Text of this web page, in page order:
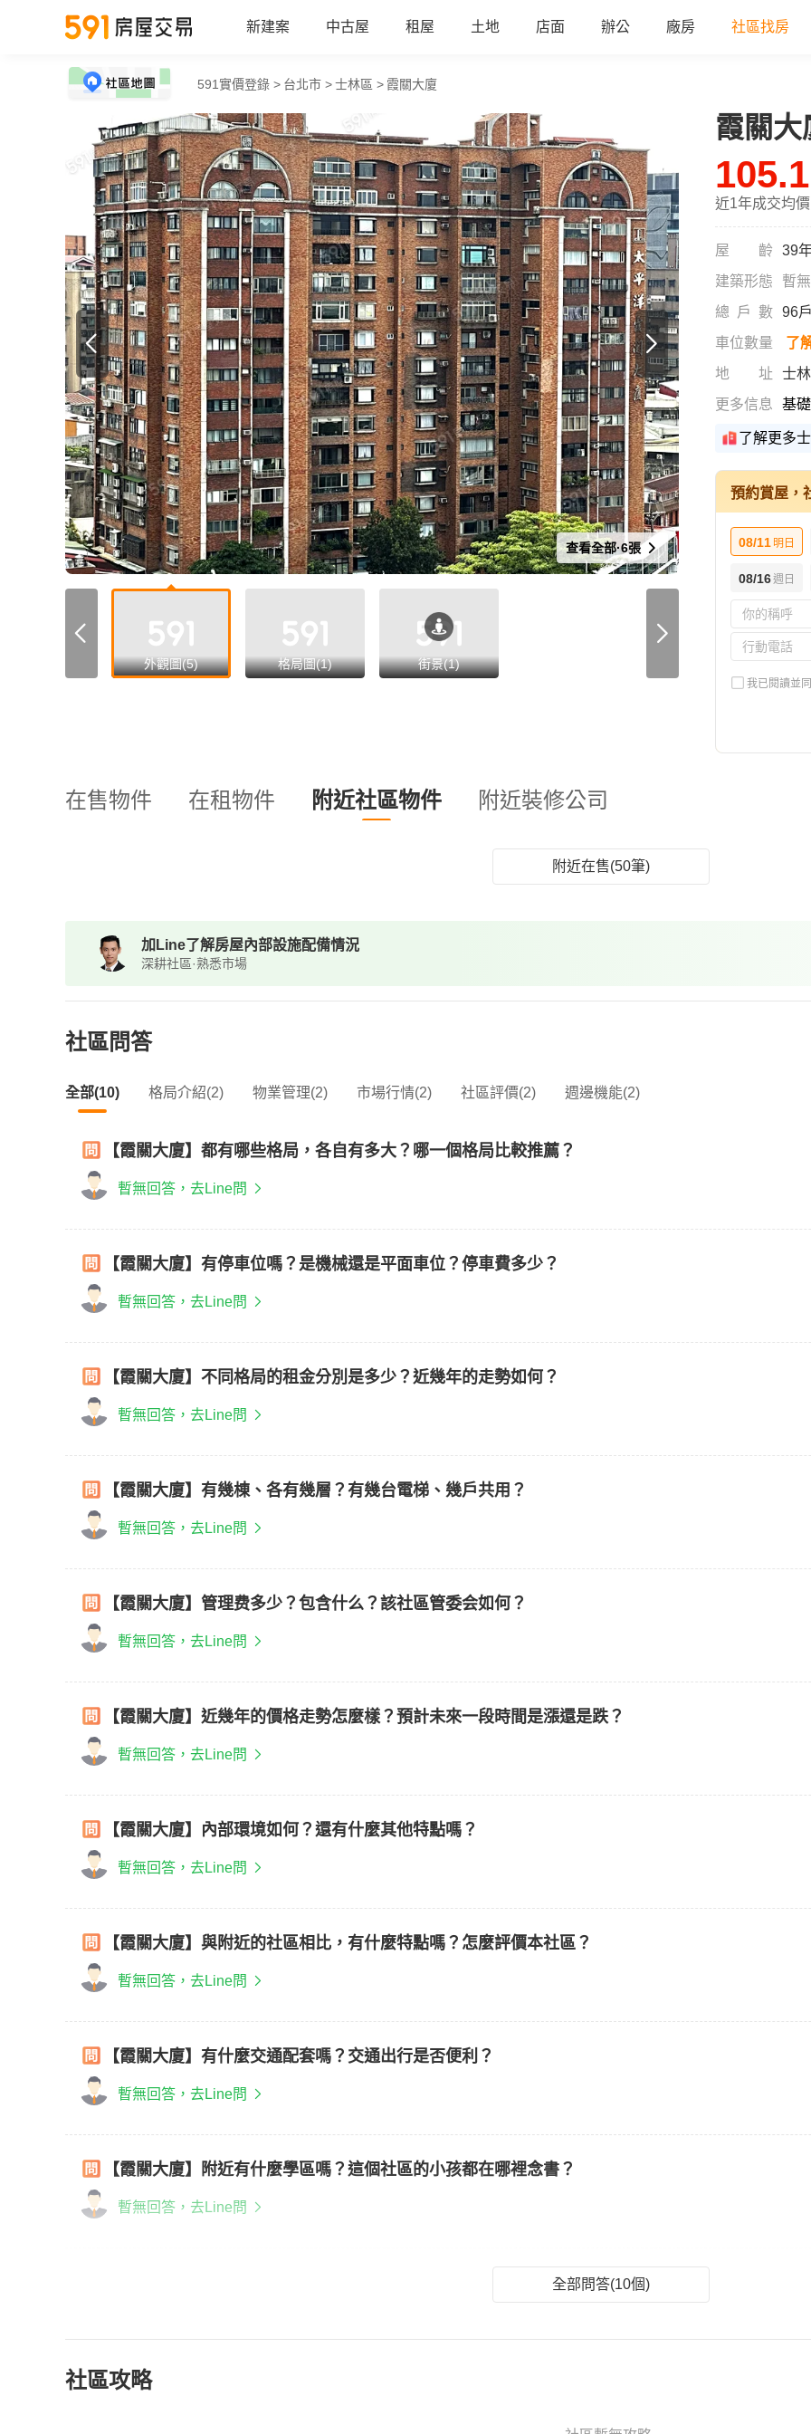
新建案 中古屋 租屋 土地 店面 辦公 廠房 社區找房
591實價登錄 > 台北市 >士林區 > 霞關大廈
all
查看全部·6張
外觀圖(5) 格局圖(1) 街景(1)
霞關大
105.1
近1年成交均價
屋齡
39
建築形態
暫無
總戶數 96戶
車位數量
了
地址
士林
更多信息
基
了解更多
預約賞屋，
08/11 明日
08/16週日
我已閱讀並
在售物件 在租物件 附近社區物件 附近裝修公司
附近在售(50筆)
加Line了解房屋內部設施配備情況
深耕社區·熟悉市場
社區問答
全部(10) 格局介紹(2) 物業管理(2) 市場行情(2) 社區評價(2) 週邊機能(2)
【霞關大廈】都有哪些格局，各自有多大？哪一個格局比較推薦？
暫無回答，去Line問
【霞關大廈】有停車位嗎？是機械還是平面車位？停車費多少？
暫無回答，去Line問
【霞關大廈】不同格局的租金分別是多少？近幾年的走勢如何？
暫無回答，去Line問
【霞關大廈】有幾棟、各有幾層？有幾台電梯、幾戶共用？
暫無回答，去Line問
【霞關大廈】管理费多少？包含什么？該社區管委会如何？
暫無回答，去Line問
【霞關大廈】近幾年的價格走勢怎麼樣？預計未來一段時間是漲還是跌？
暫無回答，去Line問
【霞關大廈】內部環境如何？還有什麼其他特點嗎？
暫無回答，去Line問
【霞關大廈】與附近的社區相比，有什麼特點嗎？怎麼評價本社區？
暫無回答，去Line問
【霞關大廈】有什麼交通配套嗎？交通出行是否便利？
暫無回答，去Line問
【霞關大廈】附近有什麼學區嗎？這個社區的小孩都在哪裡念書？
暫無回答，去Line問
全部問答(10個)
社區攻略